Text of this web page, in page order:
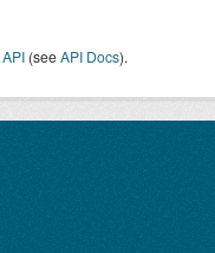
API (seeAPI Docs).